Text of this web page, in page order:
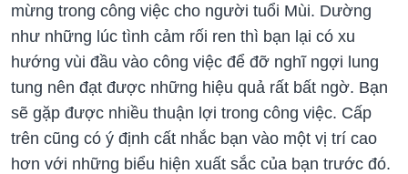
mừng trong công việc cho người tuổi Mùi. Dường
như những lúc tình cảm rối ren thì bạn lại có xu
hướng vùi đầu vào công việc để đỡ nghĩ ngợi lung
tung nên đạt được những hiệu quả rất bất ngờ. Bạn
sẽ gặp được nhiều thuận lợi trong công việc. Cấp
trên cũng có ý định cất nhắc bạn vào một vị trí cao
hơn với những biểu hiện xuất sắc của bạn trước đó.